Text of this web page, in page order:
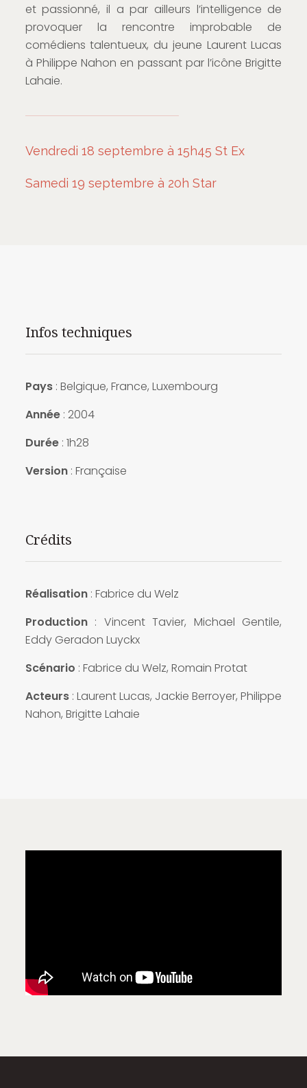
et passionné, il a par ailleurs l’intelligence de
provoquer la rencontre improbable de
comédiens talentueux, du jeune Laurent Lucas
à Philippe Nahon en passant par l’icône Brigitte
Lahaie.
Vendredi 18 septembre à 15h45 St Ex
Samedi 19 septembre à 20h Star
Infos techniques
Pays: Belgique, France, Luxembourg
Année: 2004
Durée: 1h28
Version: Française
Crédits
Réalisation: Fabrice du Welz
Production: Vincent Tavier, Michael Gentile,
Eddy Geradon Luyckx
Scénario : Fabrice du Welz, Romain Protat
Acteurs: Laurent Lucas, Jackie Berroyer, Philippe
Nahon, Brigitte Lahaie